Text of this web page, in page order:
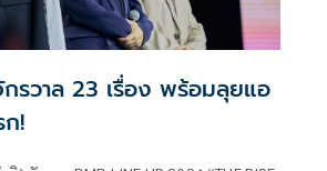
รวาล 23 เรื่อง พร้อมลุยแอ
!